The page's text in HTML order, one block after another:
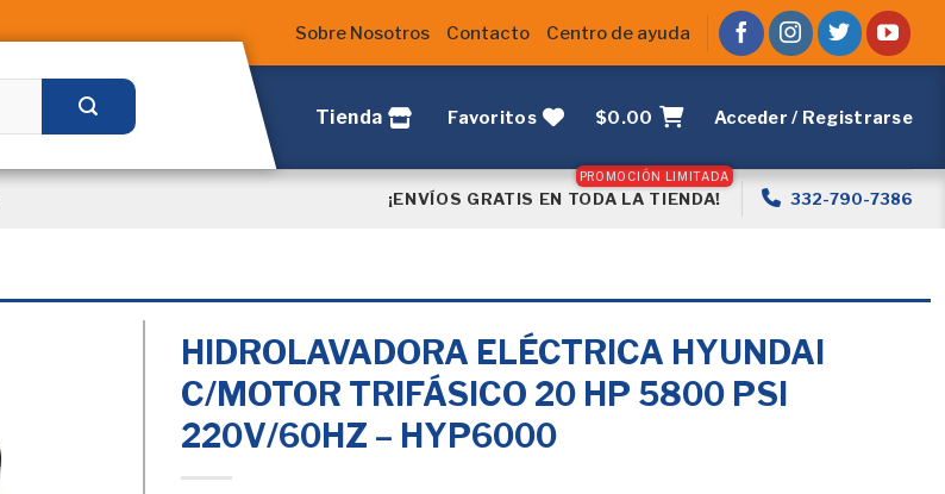
Sobre Nosotros Contacto Centro de ayuda
Tienda Favoritos $0.00 Acceder / Registrarse
¡ENVÍOS GRATIS EN TODA LA TIENDA! 332-790-7386
HIDROLAVADORA ELÉCTRICA HYUNDAI
C/MOTOR TRIFÁSICO 20 HP 5800 PSI
220V/60HZ – HYP6000